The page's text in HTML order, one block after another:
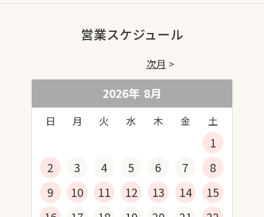
営業スケジュール
2026年 8月
日 月 火 水 木 金 土
1
2
3 4 5 6 7
8
9
10 11 12 13 14
15
次月